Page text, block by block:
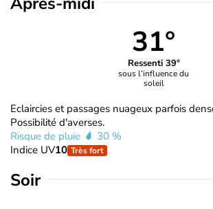
31°
Ressenti 39°
sous l’influence du
soleil
Eclaircies et passages nuageux parfois
Possibilité d'averses.
Risque de pluie
30 %
Indice UV10 Très fort
Soir